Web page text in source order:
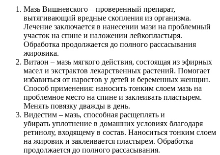
Мазь Вишневского – проверенный препарат,
вытягивающий вредные скопления из организма.
Лечение заключается в нанесении мази на проблемный
участок на спине и наложении лейкопластыря.
Обработка продолжается до полного рассасывания
жировика.
Витаон – мазь мягкого действия, состоящая из эфирных
масел и экстрактов лекарственных растений. Помогает
избавиться от наростов у детей и беременных женщин.
Способ применения: наносить тонким слоем мазь на
проблемное место на спине и заклеивать пластырем.
Менять повязку дважды в день.
Видестим – мазь, способная расщеплять и
убирать уплотнение в домашних условиях благодаря
ретинолу, входящему в состав. Наноситься тонким слоем
на жировик и заклеивается пластырем. Обработка
продолжается до полного рассасывания.